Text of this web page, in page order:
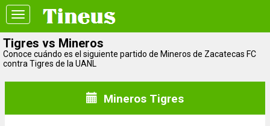
Toggle
navigation
Tigres vs Mineros
Conoce cuándo es el siguiente partido de Mineros de Zacatecas FC
contra Tigres de la UANL
Mineros Tigres